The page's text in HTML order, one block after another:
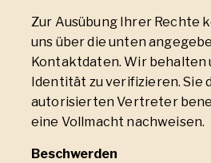
Zur Ausübung Ihrer Rechte
uns über die unten
Kontaktdaten. Wir behalten
Identität zu verifizieren. Sie
autorisierten Vertreter
eine Vollmacht nachweisen.
Beschwerden